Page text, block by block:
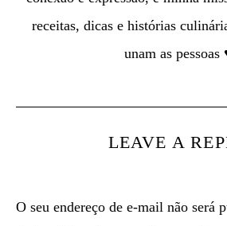
receitas, dicas e histórias
unam as pessoas
LEAVE A
O seu endereço de e-mail não será